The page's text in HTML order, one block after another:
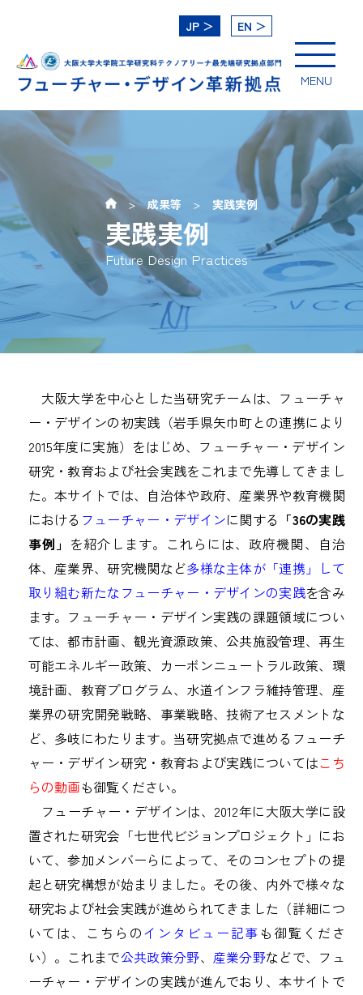
JP ＞ EN ＞
MENU
＞成果等 ＞ 実践実例
実践実例
Future Design Practices
大阪大学を中心とした当研究チームは、フューチャ
ー・デザインの初実践（岩手県矢巾町との連携により
2015年度に実施）をはじめ、フューチャー・デザイン
研究・教育および社会実践をこれまで先導してきまし
た。本サイトでは、自治体や政府、産業界や教育機関
における フューチャー・デザインに関する 「36の実践
事例」 を紹介します。これらには、政府機関、自治
体、産業界、研究機関など多様な主体が「連携」して
取り組む新たなフューチャー・デザインの実践を含み
ます。フューチャー・デザイン実践の課題領域につい
ては、都市計画、観光資源政策、公共施設管理、再生
可能エネルギー政策、カーボンニュートラル政策、環
境計画、教育プログラム、水道インフラ維持管理、産
業界の研究開発戦略、事業戦略、技術アセスメントな
ど、多岐にわたります。当研究拠点で進めるフューチ
ャー・デザイン研究・教育および実践についてはこち
らの動画も御覧ください。
フューチャー・デザインは、2012年に大阪大学に設
置された研究会「七世代ビジョンプロジェクト」にお
いて、参加メンバーらによって、そのコンセプトの提
起と研究構想が始まりました。その後、内外で様々な
研究および社会実践が進められてきました（詳細につ
いては、こちらのインタビュー記事 も御覧くださ
い）。これまで公共政策分野、 産業分野などで、フュ
ーチャー・デザインの実践が進んでおり、本サイトで